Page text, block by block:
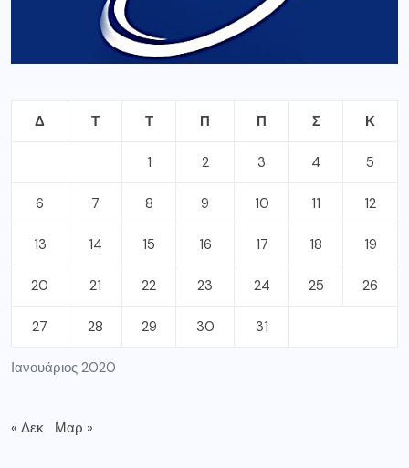
Ιανουάριος 2020
Δ Τ Τ Π Π Σ Κ
1 2 3 4 5
6 7 8 9 10 11 12
13 14 15 16 17 18 19
20 21 22 23 24 25 26
27 28 29 30 31
« Δεκ Μαρ »